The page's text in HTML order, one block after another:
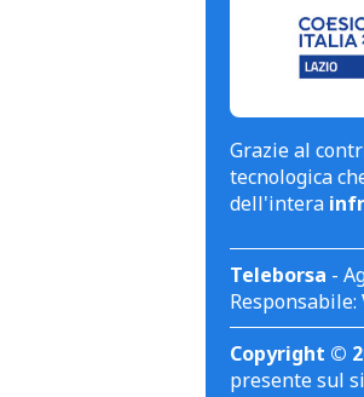
Grazie al
tecnologica
dell'intera
Teleborsa -
Responsabile:
Copyright ©
presente sul